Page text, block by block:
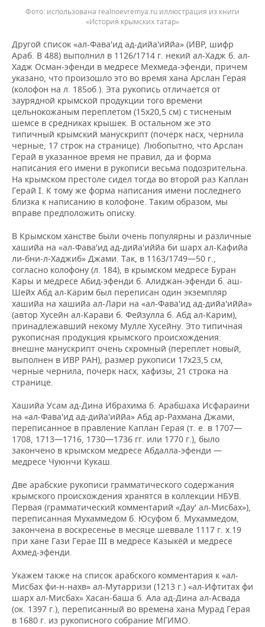
использована realnoevremya.ru иллюстрация из книги
«История крымских татар»
Другой список «ал-Фава'ид ад-дийа'иййа» (ИВР, шифр
Араб. В 488) выполнил в 1126/1714 г. некий ал-Хадж б. ал-
Хадж Осман-эфенди в медресе Мехмеда-эфенди, причем
указано, что произошло это во время хана Арслан Герая
(колофон на л. 185об.). Эта рукопись отличается от
заурядной крымской продукции того времени
цельнокожаным переплетом (15х20,5 см) с тисненым
шемсе в средниках крышек. В остальном же это
типичный крымский манускрипт (почерк насх, чернила
черные, 17 строк на странице). Любопытно, что Арслан
Герай в указанное время не правил, да и форма
написания его имени в рукописи весьма подозрительна.
На крымском престоле сидел тогда во второй раз Каплан
Герай I. К тому же форма написания имени последнего
близка к написанию в колофоне. Таким образом, мы
вправе предположить описку.
В Крымском ханстве были очень популярны и различные
хашийа на «ал-Фава'ид ад-дийа'иййа би шарх ал-Кафийа
ли-бни-л-Хаджиб» Джами. Так, в 1163/1749—50 г.,
согласно колофону (л. 184), в крымском медресе Буран
Кары и медресе Абид-эфенди б. Алиджан-эфенди б. аш-
Шейх Абд ал-Карим был переписан один экземпляр
хашийа на хашийа ал-Лари на «ал-Фава'ид ад-дийа'иййа»
(автор Хусейн ал-Карави б. Фейзулла б. Абд ал-Карим),
принадлежавший некому Мулле Хусейну. Это типичная
рукописная продукция крымского происхождения:
внешне манускрипт очень скромный (переплет новый,
выполнен в ИВР РАН), размер рукописи 17х23,5 см,
черные чернила, почерк насх, хафизы, 21 строка на
странице.
Хашийа Усам ад-Дина Ибрахима б. Арабшаха Исфараини
на «ал-Фава'ид ад-дийа'иййа» Абд ар-Рахмана Джами,
переписанное в правление Каплан Герая (т. е. в 1707—
1708, 1713—1716, 1730—1736 гг. или 1770 г.), было
закончено в крымском медресе Абдалла-эфенди —
медресе Чуюнчи Кукаш.
Две арабские рукописи грамматического содержания
крымского происхождения хранятся в коллекции НБУВ.
Первая (грамматический комментарий «Дау' ал-Мисбах»),
переписанная Мухаммедом б. Юсуфом б. Мухаммедом,
закончена в воскресенье в месяце шеввале 1117 г. х.19
при хане Гази Герае III в медресе Казыкёй и медресе
Ахмед-эфенди.
Укажем также на список арабского комментария к «ал-
Мисбах фи-н-нахв» ал-Мутарризи (1213 г.) «ал-Ифтитах фи
шарх ал-Мисбах» Хасан-баша б. Ала ад-Дина ал-Асвада
(ок. 1397 г.), переписанный во времена хана Мурад Герая
в 1680 г. из рукописного собрание МГИМО.